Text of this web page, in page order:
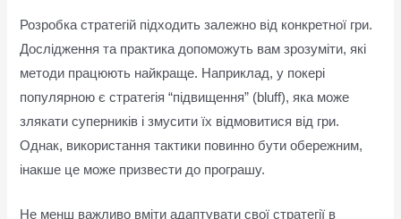
Розробка стратегій підходить залежно від конкретної гри.
Дослідження та практика допоможуть вам зрозуміти, які
методи працюють найкраще. Наприклад, у покері
популярною є стратегія “підвищення” (bluff), яка може
злякати суперників і змусити їх відмовитися від гри.
Однак, використання тактики повинно бути обережним,
інакше це може призвести до програшу.
Не менш важливо вміти адаптувати свої стратегії в